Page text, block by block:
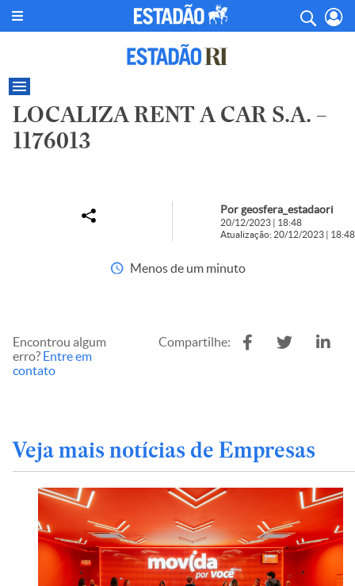
LOCALIZA RENT A CAR S.A. –
1176013
Por geosfera_estadaori
20/12/2023 | 18:48
Atualização: 20/12/2023 | 18:48
Menos de um minuto
Encontrou algum
erro? Entre em
contato
Compartilhe:
Veja mais notícias de Empresas